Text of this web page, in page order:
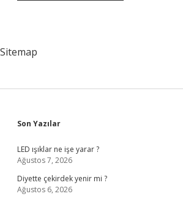
Sitemap
Sidebar
Son Yazılar
LED ışıklar ne işe yarar ?
Ağustos 7, 2026
Diyette çekirdek yenir mi ?
Ağustos 6, 2026